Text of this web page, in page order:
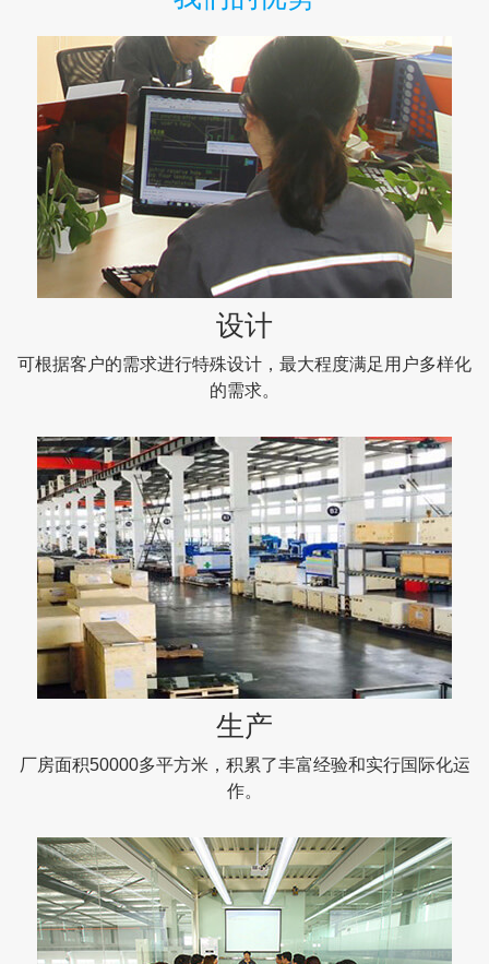
设计
可根据客户的需求进行特殊设计，最大程度满足用户多样化
的需求。
生产
厂房面积50000多平方米，积累了丰富经验和实行国际化运
作。